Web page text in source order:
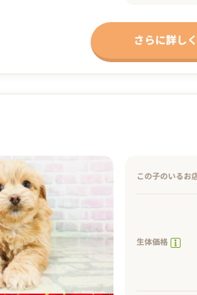
さらに詳しく
この子のいるお
生体価格